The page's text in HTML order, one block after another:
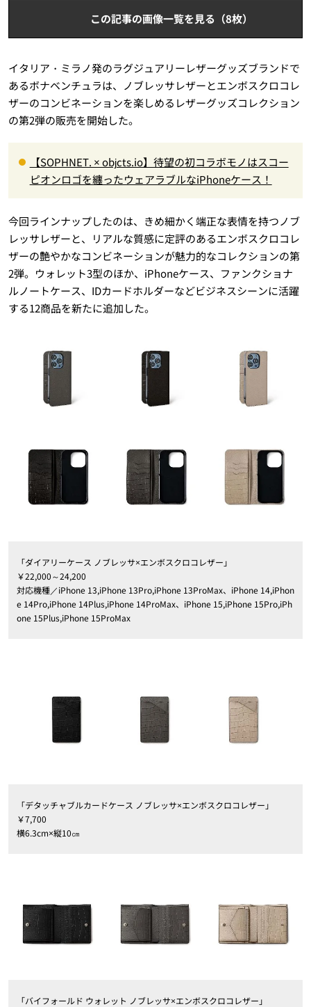
この記事の画像一覧を見る（8枚）
イタリア・ミラノ発のラグジュアリーレザーグッズブランドで
あるボナベンチュラは、ノブレッサレザーとエンボスクロコレ
ザーのコンビネーションを楽しめるレザーグッズコレクション
の第2弾の販売を開始した。
【SOPHNET. × objcts.io】待望の初コラボモノはスコー
ピオンロゴを纏ったウェアラブルなiPhoneケース！
今回ラインナップしたのは、きめ細かく端正な表情を持つノブ
レッサレザーと、リアルな質感に定評のあるエンボスクロコレ
ザーの艶やかなコンビネーションが魅力的なコレクションの第
2弾。ウォレット3型のほか、iPhoneケース、ファンクショナ
ルノートケース、IDカードホルダーなどビジネスシーンに活躍
する12商品を新たに追加した。
「ダイアリーケース ノブレッサ×エンボスクロコレザー」
￥22,000～24,200
対応機種／iPhone 13,iPhone 13Pro,iPhone 13ProMax、iPhone 14,iPhon
e 14Pro,iPhone 14Plus,iPhone 14ProMax、iPhone 15,iPhone 15Pro,iPh
one 15Plus,iPhone 15ProMax
「デタッチャブルカードケース ノブレッサ×エンボスクロコレザー」
￥7,700
横6.3cm×縦10㎝
「バイフォールド ウォレット ノブレッサ×エンボスクロコレザー」